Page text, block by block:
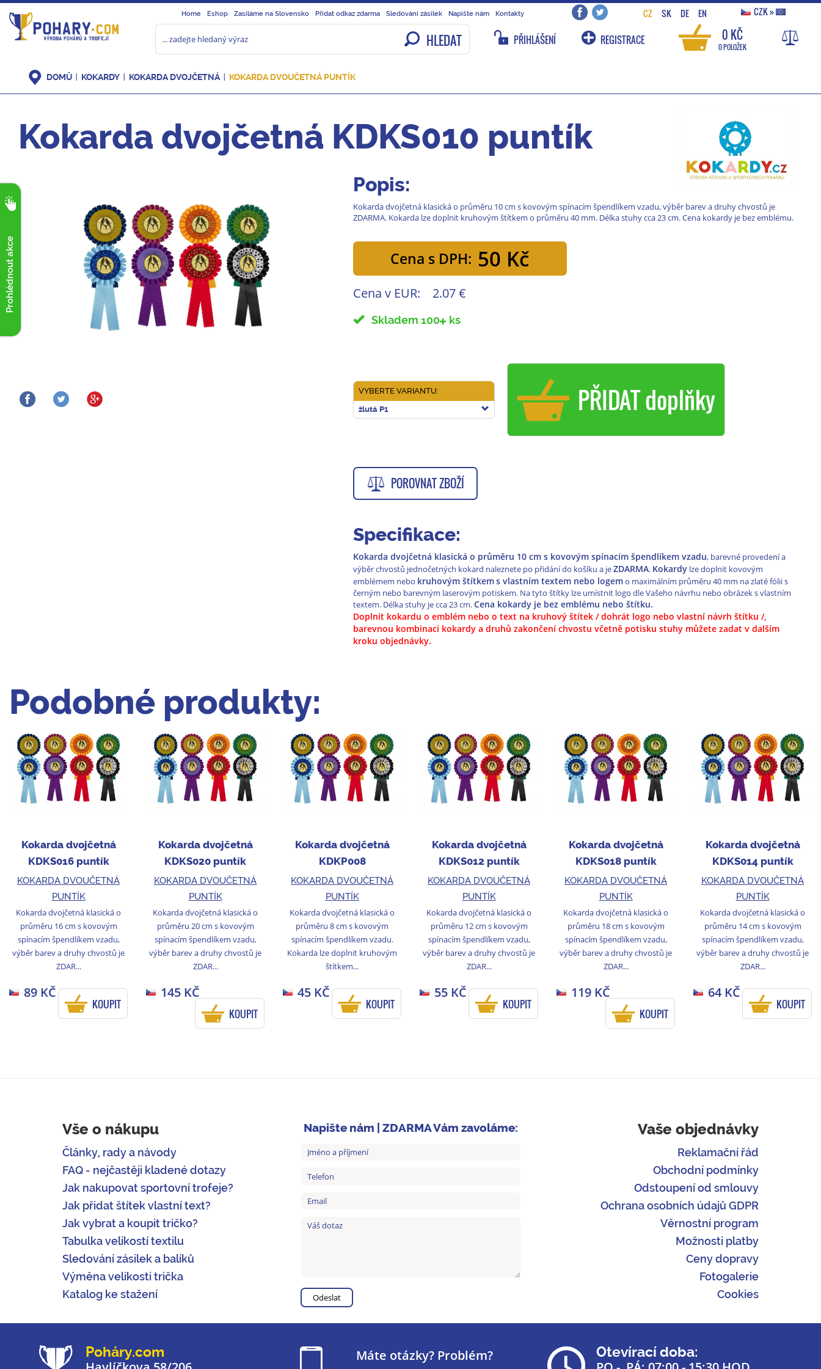
Home Eshop Zasíláme na Slovensko Přidat odkaz zdarma Sledování zásilek Napište nám Kontakty CZ SK DE EN CZK»
HLEDAT PŘIHLÁŠENÍ REGISTRACE 0 KČ
0 POLOŽEK
Prohlédnout akce
DOMŮ KOKARDY KOKARDA DVOJČETNÁ KOKARDA DVOUČETNÁ PUNTÍK
Kokarda dvojčetná KDKS010 puntík
Popis:
Kokarda dvojčetná klasická o průměru 10 cm s kovovým spínacím špendlíkem vzadu, výběr barev a druhy chvostů je
ZDARMA. Kokarda lze doplnit kruhovým štítkem o průměru 40 mm. Délka stuhy cca 23 cm. Cena kokardy je bez emblému.
Cena s DPH: 50 Kč
Cena v EUR: 2.07 €
Skladem 100 ks
VYBERTE VARIANTU:
žlutá P1
PŘIDAT doplňky
POROVNAT ZBOŽÍ
Specifikace:
Kokarda dvojčetná klasická o průměru 10 cm s kovovým spínacím špendlíkem vzadu, barevné provedení a
výběr chvostů jednočetných kokard naleznete po přidání do košíku a jeZDARMA. Kokardylze doplnit kovovým
emblémem nebo kruhovým štítkems vlastním textem nebo logemo maximálním průměru 40 mm na zlaté fólii s
černým nebo barevným laserovým potiskem. Na tyto štítky lze umístnit logo dle Vašeho návrhu nebo obrázek s vlastním
textem. Délka stuhy je cca 23 cm.Cena kokardy je bez emblému nebo štítku.
Doplnit kokardu o emblém nebo o text na kruhový štítek / dohrát logo nebo vlastní návrh štítku /,
barevnou kombinaci kokardy a druhů zakončení chvostu včetně potisku stuhy můžete zadat v dalším
kroku objednávky.
Podobné produkty:
Kokarda dvojčetná
KDKS016 puntík
KOKARDA DVOUČETNÁ
PUNTÍK
Kokarda dvojčetná klasická o
průměru 16 cm s kovovým
spínacím špendlíkem vzadu,
výběr barev a druhy chvostů je
ZDAR...
89 KČ
KOUPIT
Kokarda dvojčetná
KDKS020 puntík
KOKARDA DVOUČETNÁ
PUNTÍK
Kokarda dvojčetná klasická o
průměru 20 cm s kovovým
spínacím špendlíkem vzadu,
výběr barev a druhy chvostů je
ZDAR...
145 KČ
KOUPIT
Kokarda dvojčetná
KDKP008
KOKARDA DVOUČETNÁ
PUNTÍK
Kokarda dvojčetná klasická o
průměru 8 cm s kovovým
spínacím špendlíkem vzadu.
Kokarda lze doplnit kruhovým
štítkem...
45 KČ
KOUPIT
Kokarda dvojčetná
KDKS012 puntík
KOKARDA DVOUČETNÁ
PUNTÍK
Kokarda dvojčetná klasická o
průměru 12 cm s kovovým
spínacím špendlíkem vzadu,
výběr barev a druhy chvostů je
ZDAR...
55 KČ
KOUPIT
Kokarda dvojčetná
KDKS018 puntík
KOKARDA DVOUČETNÁ
PUNTÍK
Kokarda dvojčetná klasická o
průměru 18 cm s kovovým
spínacím špendlíkem vzadu,
výběr barev a druhy chvostů je
ZDAR...
119 KČ
KOUPIT
Kokarda dvojčetná
KDKS014 puntík
KOKARDA DVOUČETNÁ
PUNTÍK
Kokarda dvojčetná klasická o
průměru 14 cm s kovovým
spínacím špendlíkem vzadu,
výběr barev a druhy chvostů je
ZDAR...
64 KČ
KOUPIT
Vše o nákupu
Články, rady a návody
FAQ - nejčastěji kladené dotazy
Jak nakupovat sportovní trofeje?
Jak přidat štítek vlastní text?
Jak vybrat a koupit tričko?
Tabulka velikostí textilu
Sledování zásilek a balíků
Výměna velikosti trička
Katalog ke stažení
Napište nám | ZDARMA Vám zavoláme: Vaše objednávky
Reklamační řád
Obchodní podmínky
Odstoupení od smlouvy
Ochrana osobních údajů GDPR
Věrnostní program
Možnosti platby
Ceny dopravy
Fotogalerie
Cookies
Poháry.com
Máte otázky? Problém?
Otevírací doba: